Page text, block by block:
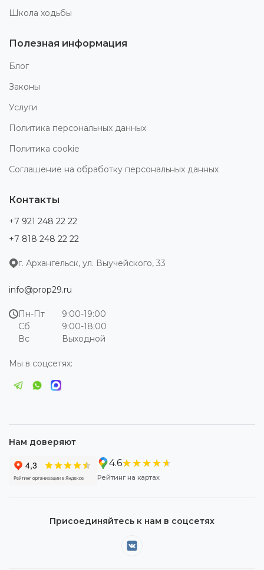
Школа ходьбы
Полезная информация
Блог
Законы
Услуги
Политика персональных данных
Политика cookie
Соглашение на обработку персональных данных
Контакты
+7 921 248 22 22
+7 818 248 22 22
г. Архангельск, ул. Выучейского, 33
info@prop29.ru
Пн-Пт
9:00-19:00
Сб
9:00-18:00
Вс
Выходной
Мы в соцсетях:
Нам доверяют
4.6★★★★★
★★★★★
Рейтинг на картах
Присоединяйтесь к нам в соцсетях